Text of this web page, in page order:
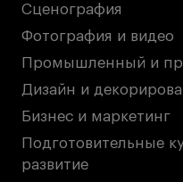
Дни открытых
Дни открытых
События
События
Истории успеха
Истории успеха
Работы студентов
Работы студентов
Сценография
Фотография и видео
Промышленный и
Дизайн и
Бизнес и маркетинг
Подготовительные
развитие